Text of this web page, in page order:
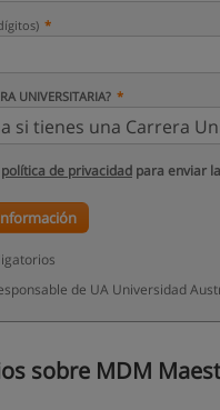
UNIVERSITARIA?
política de privacidad para enviar
de UA Universidad
sobre MDM